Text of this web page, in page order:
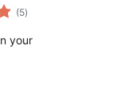
(5общий
рейтинг
)
your